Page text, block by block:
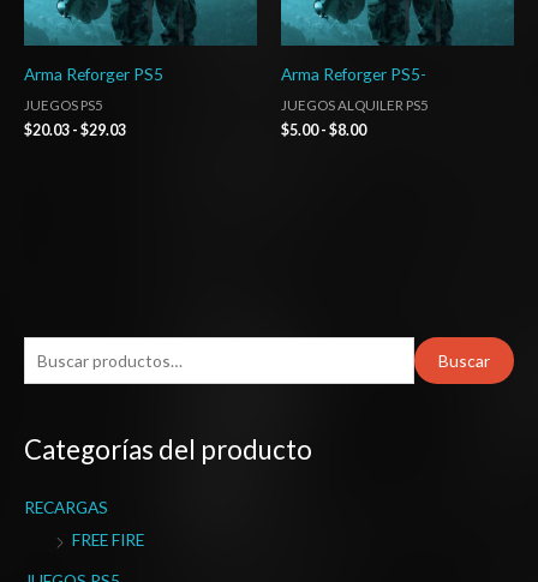
u
c
r
Buscar
Categorías del producto
RECARGAS
FREE FIRE
Arma Reforger PS5
JUEGOS PS5
$20.03 - $29.03
Arma Reforger PS5-
JUEGOS ALQUILER PS5
$5.00 - $8.00